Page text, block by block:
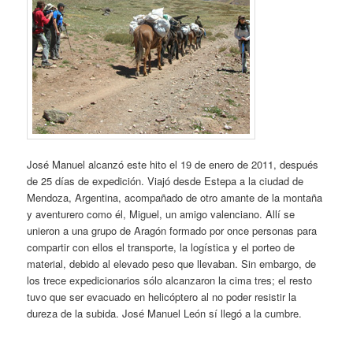
José Manuel alcanzó este hito el 19 de enero de 2011, después
de 25 días de expedición. Viajó desde Estepa a la ciudad de
Mendoza, Argentina, acompañado de otro amante de la montaña
y aventurero como él, Miguel, un amigo valenciano. Allí se
unieron a una grupo de Aragón formado por once personas para
compartir con ellos el transporte, la logística y el porteo de
material, debido al elevado peso que llevaban. Sin embargo, de
los trece expedicionarios sólo alcanzaron la cima tres; el resto
tuvo que ser evacuado en helicóptero al no poder resistir la
dureza de la subida. José Manuel León sí llegó a la cumbre.